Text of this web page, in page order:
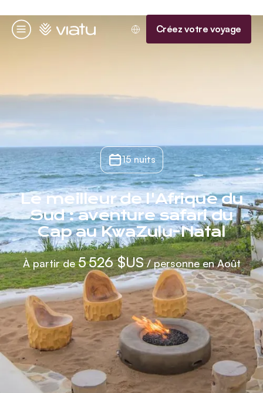
Menu
Accueil Créez votre voyage
15 nuits
Le meilleur de l'Afrique du
Sud : aventure safari du
Cap au KwaZulu-Natal
À partir de5 526 $US/ personne en Août